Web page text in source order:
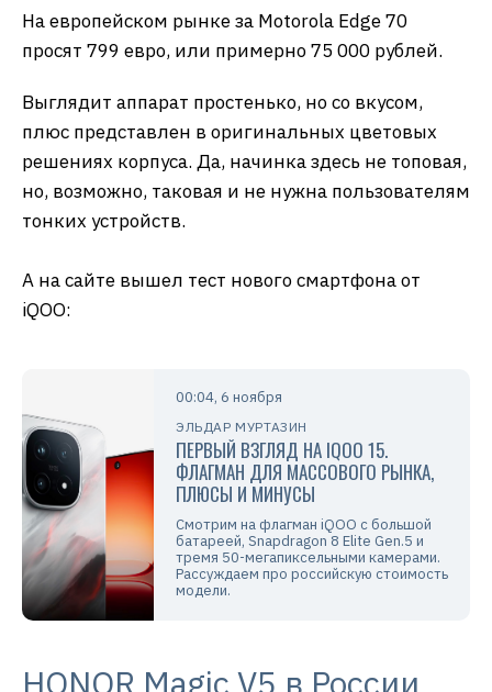
На европейском рынке за Motorola Edge 70
просят 799 евро, или примерно 75 000 рублей.
Выглядит аппарат простенько, но со вкусом,
плюс представлен в оригинальных цветовых
решениях корпуса. Да, начинка здесь не топовая,
но, возможно, таковая и не нужна пользователям
тонких устройств.
А на сайте вышел тест нового смартфона от
iQOO:
00:04, 6 ноября
ЭЛЬДАР МУРТАЗИН
ПЕРВЫЙ ВЗГЛЯД НА IQOO 15.
ФЛАГМАН ДЛЯ МАССОВОГО РЫНКА,
ПЛЮСЫ И МИНУСЫ
Смотрим на флагман iQOO с большой
батареей, Snapdragon 8 Elite Gen.5 и
тремя 50-мегапиксельными камерами.
Рассуждаем про российскую стоимость
модели.
HONOR Magic V5 в России